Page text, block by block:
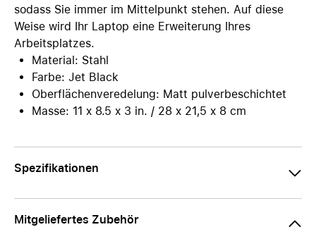
sodass Sie immer im Mittelpunkt stehen. Auf diese
Weise wird Ihr Laptop eine Erweiterung Ihres
Arbeitsplatzes.
Material: Stahl
Farbe: Jet Black
Oberflächenveredelung: Matt pulverbeschichtet
Masse: 11 x 8.5 x 3 in. / 28 x 21,5 x 8 cm
Spezifikationen
Mitgeliefertes Zubehör